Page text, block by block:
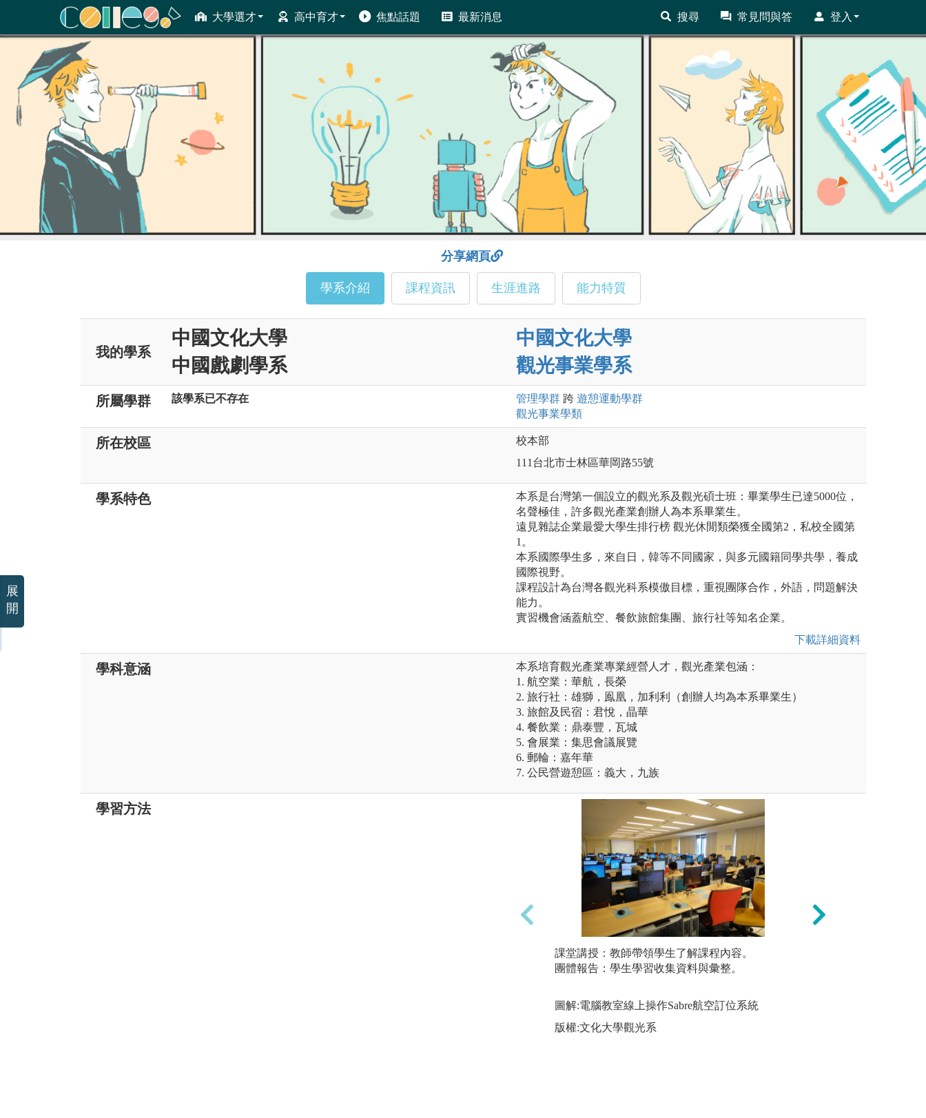
大學選才 高中育才 焦點話題 最新消息 搜尋 常見問與答 登入
ColleGo! 大學選才與高中育才輔助系統
分享網頁
學系介紹 課程資訊 生涯進路 能力特質
我的學系
中國文化大學
中國戲劇學系
中國文化大學
觀光事業學系
所屬學群 該學系已不存在 管理學群 跨 遊憩運動學群
觀光事業學類
所在校區
校本部
111台北市士林區華岡路55號
學系特色
本系是台灣第一個設立的觀光系及觀光碩士班：畢業學生已達5000位，
名聲極佳，許多觀光產業創辦人為本系畢業生。
遠見雜誌企業最愛大學生排行榜 觀光休閒類榮獲全國第2，私校全國第
1。
本系國際學生多，來自日，韓等不同國家，與多元國籍同學共學，養成
國際視野。
課程設計為台灣各觀光科系模傲目標，重視團隊合作，外語，問題解決
能力。
實習機會涵蓋航空、餐飲旅館集團、旅行社等知名企業。
下載詳細資料
學科意涵
本系培育觀光產業專業經營人才，觀光產業包涵：
1. 航空業：華航，長榮
2. 旅行社：雄獅，鳯凰，加利利（創辦人均為本系畢業生）
3. 旅館及民宿：君悅，晶華
4. 餐飲業：鼎泰豐，瓦城
5. 會展業：集思會議展覽
6. 郵輪：嘉年華
7. 公民營遊憩區：義大，九族
學習方法
課堂講授：教師帶領學生了解課程內容。
團體報告：學生學習收集資料與彙整。
圖解:電腦教室線上操作Sabre航空訂位系統
版權:文化大學觀光系
展
開